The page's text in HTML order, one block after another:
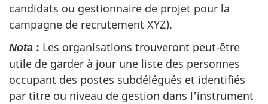
candidats ou gestionnaire de projet pour la
campagne de recrutement XYZ).
Nota : Les organisations trouveront peut-être
utile de garder à jour une liste des personnes
occupant des postes subdélégués et identifiés
par titre ou niveau de gestion dans l'instrument